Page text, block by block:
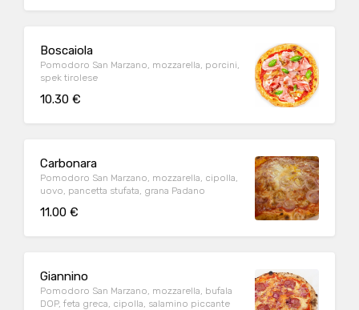
Boscaiola
Pomodoro San Marzano, mozzarella, porcini,
spek tirolese
10.30 €
Carbonara
Pomodoro San Marzano, mozzarella, cipolla,
uovo, pancetta stufata, grana Padano
11.00 €
Giannino
Pomodoro San Marzano, mozzarella, bufala
DOP, feta greca, cipolla, salamino piccante